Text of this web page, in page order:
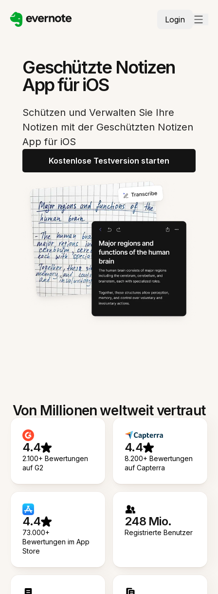
Login
Geschützte Notizen
App für iOS
Schützen und Verwalten Sie Ihre
Notizen mit der Geschützten Notizen
App für iOS
Kostenlose Testversion starten
Von Millionen weltweit vertraut
4.4
2.100+ Bewertungen
auf G2
4.4
8.200+ Bewertungen
auf Capterra
4.4
73.000+
Bewertungen im App
Store
248 Mio.
Registrierte Benutzer